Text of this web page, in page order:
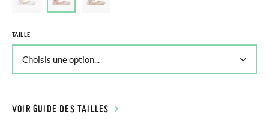
TAILLE
VOIR GUIDE DES TAILLES